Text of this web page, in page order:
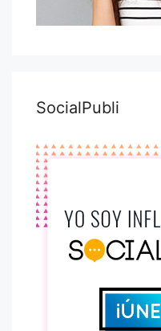
SocialPubli